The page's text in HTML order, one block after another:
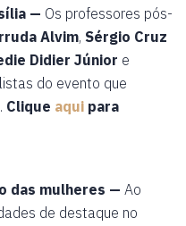
— Os professores pós-
Alvim, Sérgio Cruz
Didier Júnior e
do evento que
Clique aqui para
das mulheres — Ao
de destaque no